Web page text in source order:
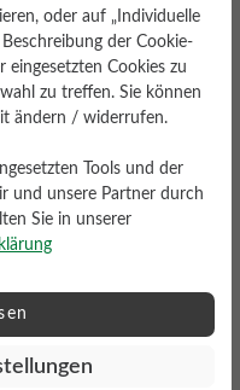
out of 5 stars
mit dem
oder auf „Individuelle
der Cookie-
eingesetzten Cookies zu
zu treffen. Sie können
ändern / widerrufen.
Tools und der
und unsere Partner durch
Sie in unserer